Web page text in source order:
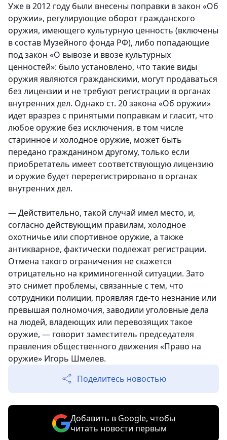
Уже в 2012 году были внесены поправки в закон «Об
оружии», регулирующие оборот гражданского
оружия, имеющего культурную ценность (включены
в состав Музейного фонда РФ), либо попадающие
под закон «О вывозе и ввозе культурных
ценностей»: было установлено, что такие виды
оружия являются гражданскими, могут продаваться
без лицензии и не требуют регистрации в органах
внутренних дел. Однако ст. 20 закона «Об оружии»
идет вразрез с принятыми поправкам и гласит, что
любое оружие без исключения, в том числе
старинное и холодное оружие, может быть
передано гражданином другому, только если
приобретатель имеет соответствующую лицензию
и оружие будет перерегистрировано в органах
внутренних дел.
— Действительно, такой случай имел место, и,
согласно действующим правилам, холодное
охотничье или спортивное оружие, а также
антикварное, фактически подлежат регистрации.
Отмена такого ограничения не скажется
отрицательно на криминогенной ситуации. Зато
это снимет проблемы, связанные с тем, что
сотрудники полиции, проявляя где-то незнание или
превышая полномочия, заводили уголовные дела
на людей, владеющих или перевозящих такое
оружие, — говорит заместитель председателя
правления общественного движения «Право на
оружие» Игорь Шмелев.
Поделитесь новостью
Добавить в Google, чтобы
читать новости первым